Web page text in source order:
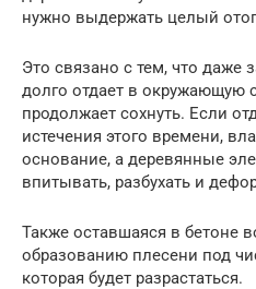
нужно выдержать целый
Это связано с тем, что даже
долго отдает в окружающую
продолжает сохнуть. Если
истечения этого времени,
основание, а деревянные
впитывать, разбухать и
Также оставшаяся в бетоне
образованию плесени под
которая будет разрастаться.